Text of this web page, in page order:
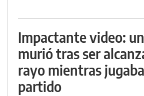
Impactante video:
murió tras ser
rayo mientras
partido